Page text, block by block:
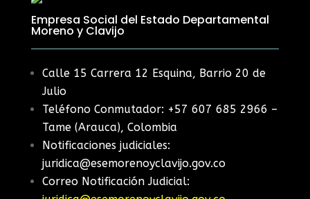
Empresa Social del Estado Departamental
Moreno y Clavijo
Calle 15 Carrera 12 Esquina, Barrio 20 de
Julio
Teléfono Conmutador: +57 607 685 2966 –
Tame (Arauca), Colombia
Notificaciones judiciales:
juridica@esemorenoyclavijo.gov.co
Correo Notificación Judicial: